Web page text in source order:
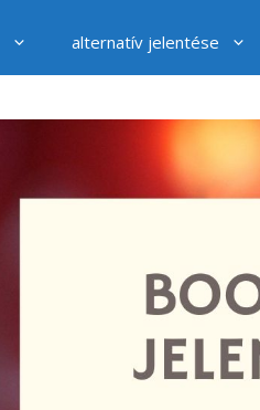
alternatív jelentése